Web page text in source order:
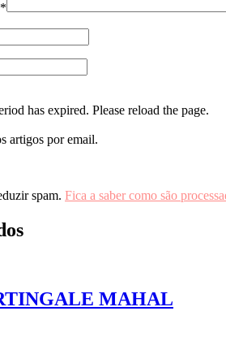
*
has expired. Please reload the page.
artigos por email.
spam. Fica a saber como são
MAHAL